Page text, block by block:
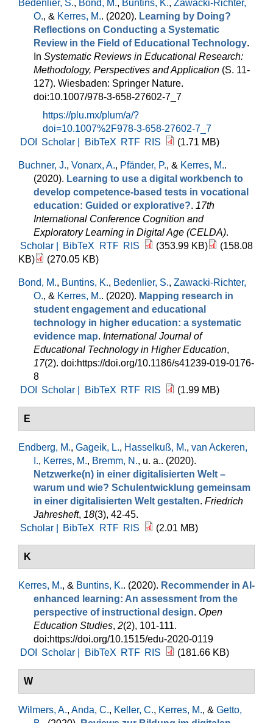
Bedenlier, S., Bond, M., Buntins, K., Zawacki-Richter,
O., & Kerres, M.. (2020). Learning by Doing?
Reflections on Conducting a Systematic
Review in the Field of Educational Technology.
In Systematic Reviews in Educational Research:
Methodology, Perspectives and Application (S. 11-
127). Wiesbaden: Springer Nature.
doi:10.1007/978-3-658-27602-7_7
https://plu.mx/plum/a/?
doi=10.1007%2F978-3-658-27602-7_7
DOI
Scholar | BibTeX RTF RIS (1.71 MB)
Buchner, J., Vonarx, A., Pfänder, P., & Kerres, M..
(2020). Learning to use a digital workbench to
develop competence-based tests in vocational
education: Guided or explorative?. 17th
International Conference Cognition and
Exploratory Learning in Digital Age (CELDA).
Scholar |
BibTeX RTF RIS (353.99 KB)
(158.08
KB)
(270.05 KB)
Bond, M., Buntins, K., Bedenlier, S., Zawacki-Richter,
O., & Kerres, M.. (2020). Mapping research in
student engagement and educational
technology in higher education: a systematic
evidence map. International Journal of
Educational Technology in Higher Education,
17(2). doi:https://doi.org/10.1186/s41239-019-0176-
8
DOI
Scholar | BibTeX RTF RIS (1.99 MB)
E
Endberg, M., Gageik, L., Hasselkuß, M., van Ackeren,
I., Kerres, M., Bremm, N., u. a.. (2020).
Netzwerke(n) in einer digitalisierten Welt –
warum und wie? Schulentwicklung gemeinsam
in einer digitalisierten Welt gestalten. Friedrich
Jahresheft, 18(3), 42-45.
Scholar |
BibTeX RTF RIS (2.01 MB)
K
Kerres, M., & Buntins, K.. (2020). Recommender in AI-
enhanced learning: An assessment from the
perspective of instructional design. Open
Education Studies, 2(2), 101-111.
doi:https://doi.org/10.1515/edu-2020-0119
DOI
Scholar | BibTeX RTF RIS (181.66 KB)
W
Wilmers, A., Anda, C., Keller, C., Kerres, M., & Getto,